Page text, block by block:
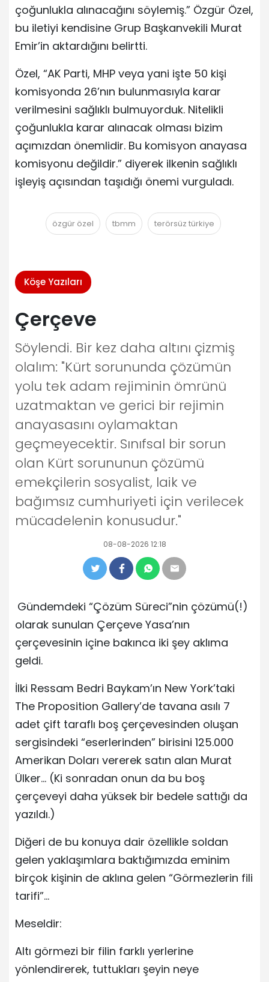
çoğunlukla alınacağını söylemiş.” Özgür Özel,
bu iletiyi kendisine Grup Başkanvekili Murat
Emir’in aktardığını belirtti.
Özel, “AK Parti, MHP veya yani işte 50 kişi
komisyonda 26’nın bulunmasıyla karar
verilmesini sağlıklı bulmuyorduk. Nitelikli
çoğunlukla karar alınacak olması bizim
açımızdan önemlidir. Bu komisyon anayasa
komisyonu değildir.” diyerek ilkenin sağlıklı
işleyiş açısından taşıdığı önemi vurguladı.
özgür özel tbmm terörsüz türkiye
Köşe Yazıları
Çerçeve
Söylendi. Bir kez daha altını çizmiş
olalım: "Kürt sorununda çözümün
yolu tek adam rejiminin ömrünü
uzatmaktan ve gerici bir rejimin
anayasasını oylamaktan
geçmeyecektir. Sınıfsal bir sorun
olan Kürt sorununun çözümü
emekçilerin sosyalist, laik ve
bağımsız cumhuriyeti için verilecek
mücadelenin konusudur."
08-08-2026 12:18
Gündemdeki “Çözüm Süreci”nin çözümü(!)
olarak sunulan Çerçeve Yasa’nın
çerçevesinin içine bakınca iki şey aklıma
geldi.
İlki Ressam Bedri Baykam’ın New York’taki
The Proposition Gallery’de tavana asılı 7
adet çift taraflı boş çerçevesinden oluşan
sergisindeki “eserlerinden” birisini 125.000
Amerikan Doları vererek satın alan Murat
Ülker… (Ki sonradan onun da bu boş
çerçeveyi daha yüksek bir bedele sattığı da
yazıldı.)
Diğeri de bu konuya dair özellikle soldan
gelen yaklaşımlara baktığımızda eminim
birçok kişinin de aklına gelen “Görmezlerin fili
tarifi”…
Meseldir:
Altı görmezi bir filin farklı yerlerine
yönlendirerek, tuttukları şeyin neye